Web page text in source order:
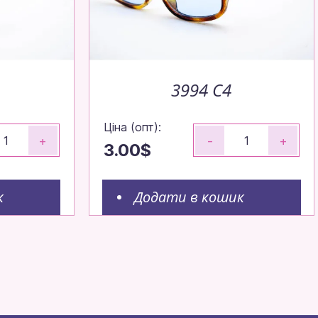
+
3994 C4
Ціна (опт):
3.00$ - +
Додати в кошик